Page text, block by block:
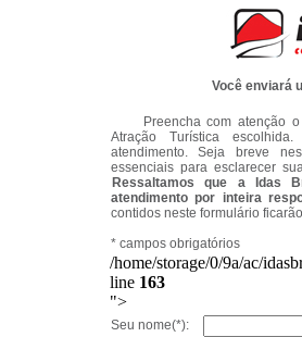
Você enviará
Preencha com atenção
Atração Turística
atendimento. Seja breve
essenciais para esclarecer
Ressaltamos que a Idas
atendimento por inteira
contidos neste formulário
* campos obrigatórios
/home/storage/0/9a/ac/
line 163
">
Seu nome(*):